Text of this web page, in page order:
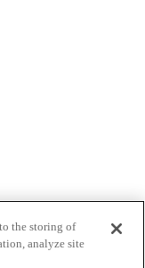
the storing of
analyze site